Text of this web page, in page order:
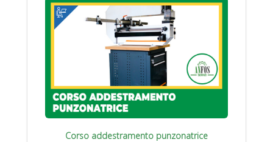
Corso addestramento punzonatrice